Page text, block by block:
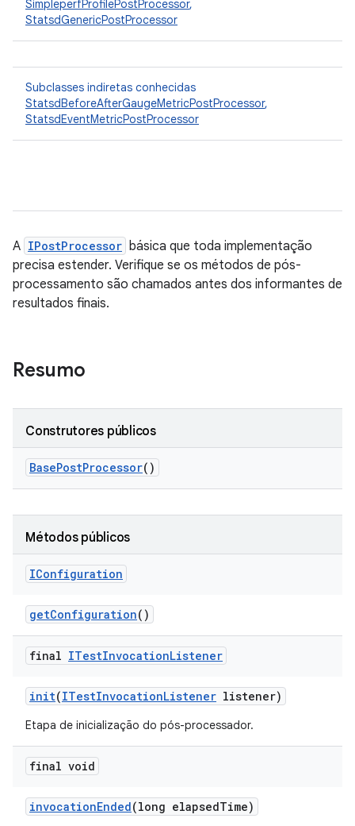
SimpleperfProfilePostProcessor,
StatsdGenericPostProcessor
Subclasses indiretas conhecidas
StatsdBeforeAfterGaugeMetricPostProcessor,
StatsdEventMetricPostProcessor
A IPostProcessor básica que toda implementação
precisa estender. Verifique se os métodos de pós-
processamento são chamados antes dos informantes de
resultados finais.
Resumo
Construtores públicos
BasePostProcessor()
Métodos públicos
IConfiguration
getConfiguration()
final ITestInvocationListener
init(ITestInvocationListener listener)
Etapa de inicialização do pós-processador.
final void
invocationEnded(long elapsedTime)